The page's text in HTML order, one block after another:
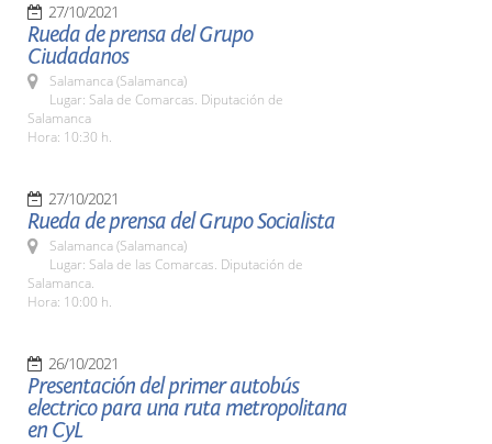
27/10/2021
Rueda de prensa del Grupo
Ciudadanos
Salamanca (Salamanca)
Lugar: Sala de Comarcas. Diputación de
Salamanca
Hora: 10:30 h.
27/10/2021
Rueda de prensa del Grupo Socialista
Salamanca (Salamanca)
Lugar: Sala de las Comarcas. Diputación de
Salamanca.
Hora: 10:00 h.
26/10/2021
Presentación del primer autobús
electrico para una ruta metropolitana
en CyL